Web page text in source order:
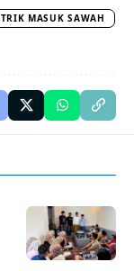
MASUK SAWAH